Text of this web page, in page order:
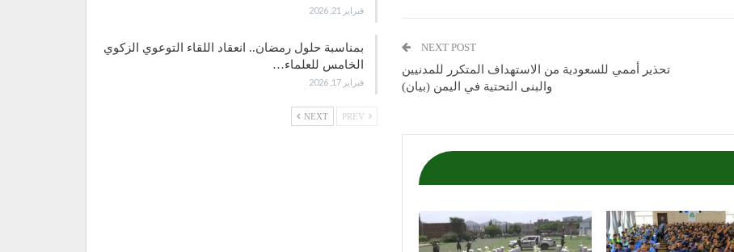
أو
مستوى
NEXT POST
تحذير أممي للسعودية من الاستهداف المتكرر للمدنيين
والبنى التحتية في اليمن (بيان)
فبراير 21, 2026
بمناسبة حلول رمضان.. انعقاد اللقاء التوعوي الزكوي
الخامس للعلماء…
فبراير 17, 2026
NEXT